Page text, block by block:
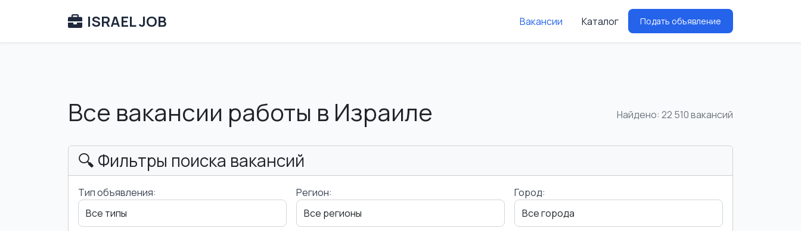
ISRAEL JOB Вакансии Каталог Подать объявление
Все вакансии работы в Израиле Найдено: 22 510 вакансий
🔍 Фильтры поиска вакансий
Тип объявления: Регион: Город: